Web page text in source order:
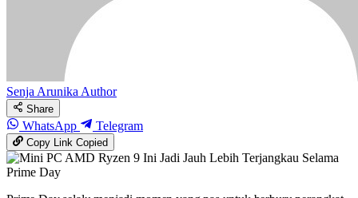
Senja ArunikaAuthor
Share
WhatsApp Telegram
Copy LinkCopied